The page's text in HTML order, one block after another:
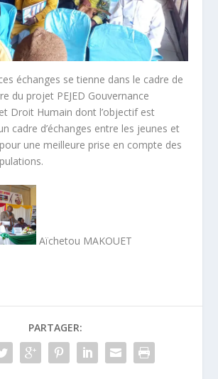
échanges se tienne dans le cadre de
du projet PEJED Gouvernance
Droit Humain dont l’objectif est
cadre d’échanges entre les jeunes et
une meilleure prise en compte des
Aïchetou MAKOUET
PARTAGER: